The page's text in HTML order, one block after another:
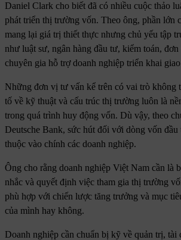
Daniel Clark cho biết đã có nhiều cuộc thảo
phát triển thị trường vốn. Theo ông, phần lớn
mang lại giá trị thiết thực nhưng chủ yếu tập
như luật sư, ngân hàng đầu tư, kiểm toán,
chuyên gia hỗ trợ doanh nghiệp triển khai
Những đơn vị tư vấn kể trên có vai trò không
tố về kỹ thuật và cấu trúc thị trường luôn là
trong quá trình huy động vốn. Dù vậy, theo
Deutsche Bank, sức hút đối với dòng vốn
thuộc vào chính các doanh nghiệp.
Ông cho rằng doanh nghiệp Việt Nam cần là
nhắc và quyết định việc tham gia thị trường
phù hợp với chiến lược tăng trưởng và mục
của mình hay không.
Doanh nghiệp cần chuẩn bị kỹ về quản trị, tài